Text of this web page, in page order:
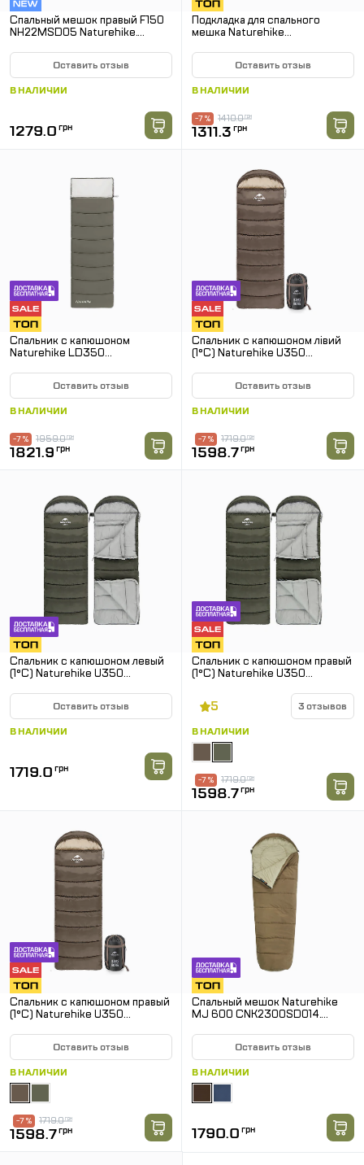
Спальный мешок правый F150
NH22MSD05 Naturehike.
Оставить отзыв
В НАЛИЧИИ
1279.0 грн
Подкладка для спального
мешка Naturehike
Оставить отзыв
В НАЛИЧИИ
1410.0грн
-7 %
1311.3 грн
Спальник с капюшоном
Naturehike LD350
зеленый
Оставить отзыв
В НАЛИЧИИ
1959.0грн
-7 %
1821.9 грн
Спальник с капюшоном лівий
(1°C) Naturehike U350
Оставить отзыв
В НАЛИЧИИ
1719.0грн
-7 %
1598.7грн
Спальник с капюшоном левый
(1°C) Naturehike U350
Оставить отзыв
В НАЛИЧИИ
1719.0 грн
Спальник с капюшоном правый
(1°C) Naturehike U350
5 3 отзывов
В НАЛИЧИИ
1719.0грн
-7 %
1598.7грн
Спальник с капюшоном правый
(1°C) Naturehike U350
Оставить отзыв
В НАЛИЧИИ
1719.0грн
-7 %
1598.7грн
Спальный мешок Naturehike
MJ 600 CNK2300SD014.
Оставить отзыв
В НАЛИЧИИ
1790.0 грн